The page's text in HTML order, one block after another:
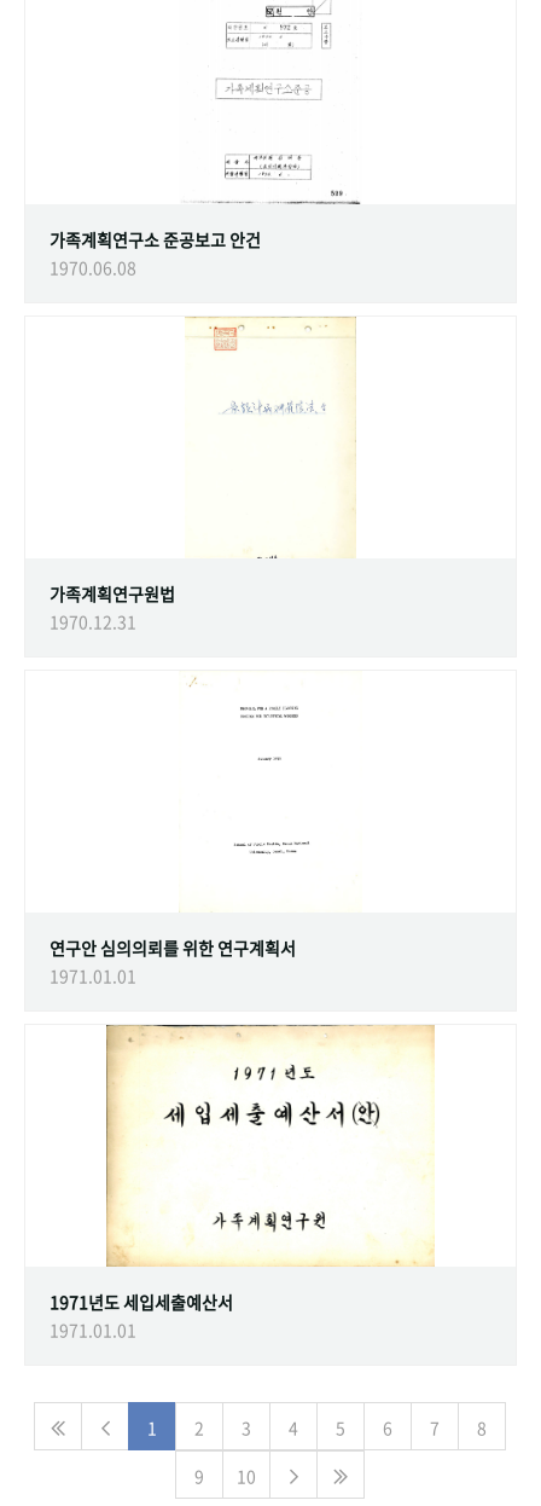
가족계획연구소 준공보고 안건
1970.06.08
가족계획연구원법
1970.12.31
연구안 심의의뢰를 위한 연구계획서
1971.01.01
1971년도 세입세출예산서
1971.01.01
1 2 3 4 5 6 7
8
9
10